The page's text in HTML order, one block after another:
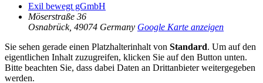
Exil bewegt gGmbH
Möserstraße 36
Osnabrück, 49074 Germany Google Karte anzeigen
Sie sehen gerade einen Platzhalterinhalt von Standard. Um auf den
eigentlichen Inhalt zuzugreifen, klicken Sie auf den Button unten.
Bitte beachten Sie, dass dabei Daten an Drittanbieter weitergegeben
werden.